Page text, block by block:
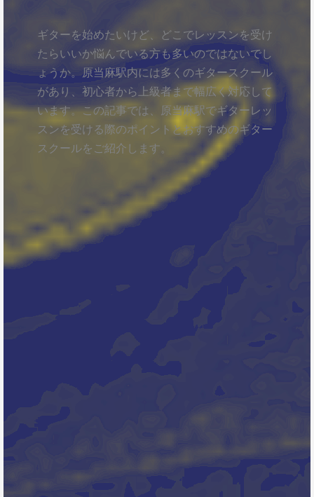
ギターを始めたいけど、どこでレッスンを受け
たらいいか悩んでいる方も多いのではないでし
ょうか。原当麻駅内には多くのギタースクール
があり、初心者から上級者まで幅広く対応して
います。この記事では、原当麻駅でギターレッ
スンを受ける際のポイントとおすすめのギター
スクールをご紹介します。